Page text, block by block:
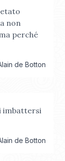
non
perché
de Botton
imbattersi
de Botton